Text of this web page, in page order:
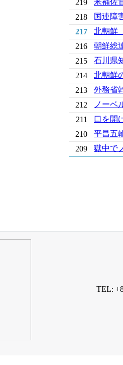
219
米補佐
218
国連障
217
北朝鮮
216
朝鮮総
215
石川県
214
北朝鮮
213
外務省
212
ノーベ
211
口を開
210
平昌五
209
獄中で
TEL: